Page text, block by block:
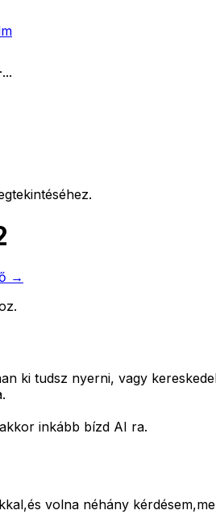
·...
→
ki tudsz nyerni, vagy
inkább bízd AI ra.
volna néhány